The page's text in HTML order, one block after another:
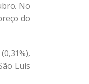
No
do
Luís